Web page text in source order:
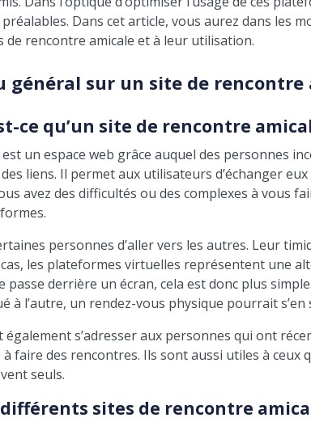
Dans cet article, vous aurez dans les
rencontre amicale et à leur utilisation.
général sur un site de rencontre
ce qu’un site de rencontre
un espace web grâce auquel des personnes
liens. Il permet aux utilisateurs d’échanger
avez des difficultés ou des complexes à vous
personnes d’aller vers les autres. Leur
cas, les plateformes virtuelles représentent une
derrière un écran, cela est donc plus
à l’autre, un rendez-vous physique pourrait s’en
s’adresser aux personnes qui ont
faire des rencontres. Ils sont aussi utiles à ceux
seuls.
différents sites de rencontre